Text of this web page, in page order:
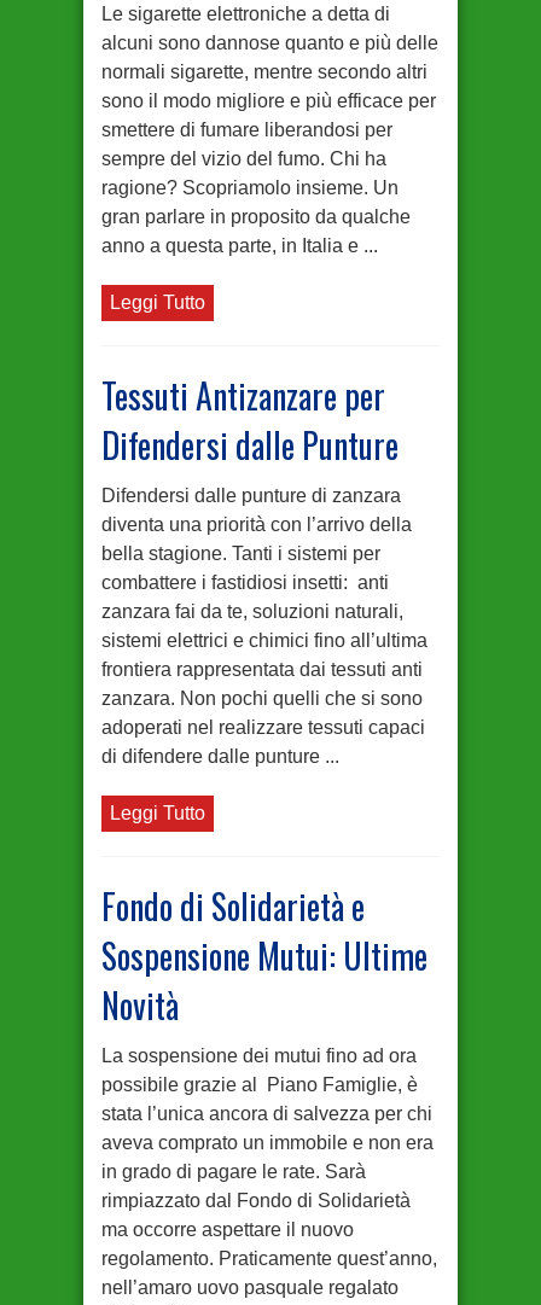
Le sigarette elettroniche a detta di
alcuni sono dannose quanto e più delle
normali sigarette, mentre secondo altri
sono il modo migliore e più efficace per
smettere di fumare liberandosi per
sempre del vizio del fumo. Chi ha
ragione? Scopriamolo insieme. Un
gran parlare in proposito da qualche
anno a questa parte, in Italia e ...
Leggi Tutto
Tessuti Antizanzare per
Difendersi dalle Punture
Difendersi dalle punture di zanzara
diventa una priorità con l’arrivo della
bella stagione. Tanti i sistemi per
combattere i fastidiosi insetti: anti
zanzara fai da te, soluzioni naturali,
sistemi elettrici e chimici fino all’ultima
frontiera rappresentata dai tessuti anti
zanzara. Non pochi quelli che si sono
adoperati nel realizzare tessuti capaci
di difendere dalle punture ...
Leggi Tutto
Fondo di Solidarietà e
Sospensione Mutui: Ultime
Novità
La sospensione dei mutui fino ad ora
possibile grazie al Piano Famiglie, è
stata l’unica ancora di salvezza per chi
aveva comprato un immobile e non era
in grado di pagare le rate. Sarà
rimpiazzato dal Fondo di Solidarietà
ma occorre aspettare il nuovo
regolamento. Praticamente quest’anno,
nell’amaro uovo pasquale regalato